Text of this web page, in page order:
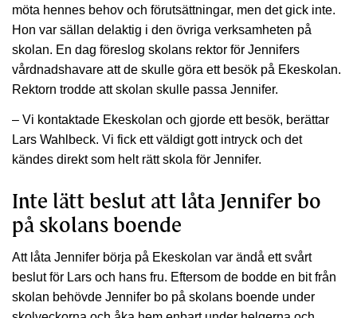
möta hennes behov och förutsättningar, men det gick inte.
Hon var sällan delaktig i den övriga verksamheten på
skolan. En dag föreslog skolans rektor för Jennifers
vårdnadshavare att de skulle göra ett besök på Ekeskolan.
Rektorn trodde att skolan skulle passa Jennifer.
– Vi kontaktade Ekeskolan och gjorde ett besök, berättar
Lars Wahlbeck. Vi fick ett väldigt gott intryck och det
kändes direkt som helt rätt skola för Jennifer.
Inte lätt beslut att låta Jennifer bo
på skolans boende
Att låta Jennifer börja på Ekeskolan var ändå ett svårt
beslut för Lars och hans fru. Eftersom de bodde en bit från
skolan behövde Jennifer bo på skolans boende under